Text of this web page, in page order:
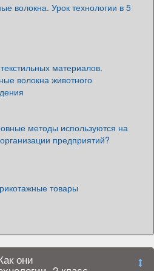
волокна. Урок технологии в 5
материалов.
волокна животного
методы используются на
предприятий?
товары
они